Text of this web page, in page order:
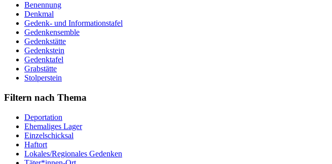
Benennung
Denkmal
Gedenk- und Informationstafel
Gedenkensemble
Gedenkstätte
Gedenkstein
Gedenktafel
Grabstätte
Stolperstein
Filtern nach Thema
Deportation
Ehemaliges Lager
Einzelschicksal
Haftort
Lokales/Regionales Gedenken